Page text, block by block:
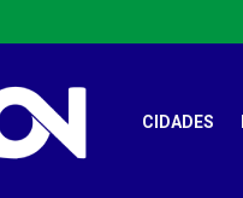
CIDADES